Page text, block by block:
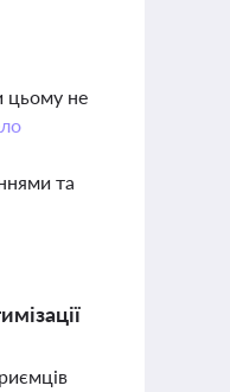
цьому не
та